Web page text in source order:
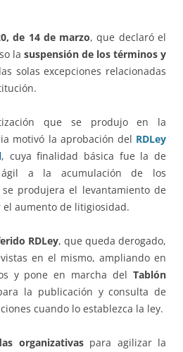
de 14 de marzo, que declaró el
la suspensión de los términos y
solas excepciones relacionadas
que se produjo en la
motivó la aprobación del RDLey
, cuya finalidad básica fue la de
a la acumulación de los
produjera el levantamiento de
aumento de litigiosidad.
RDLey, que queda derogado,
en el mismo, ampliando en
y pone en marcha del Tablón
la publicación y consulta de
cuando lo establezca la ley.
organizativaspara agilizar la